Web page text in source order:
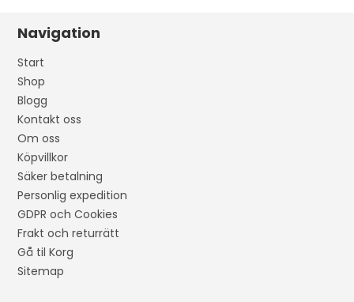
Navigation
Start
Shop
Blogg
Kontakt oss
Om oss
Köpvillkor
Säker betalning
Personlig expedition
GDPR och Cookies
Frakt och returrätt
Gå til Korg
Sitemap